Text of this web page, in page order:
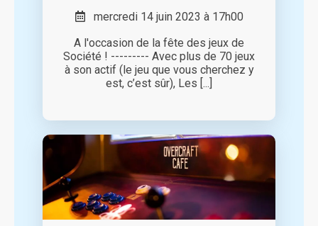
mercredi 14 juin 2023 à 17h00
A l'occasion de la fête des jeux de
Société ! --------- Avec plus de 70 jeux
à son actif (le jeu que vous cherchez y
est, c’est sûr), Les [...]